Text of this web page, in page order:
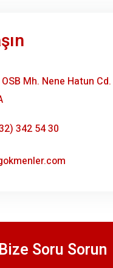
Mh. Nene Hatun
342 54 30
Bize Soru Sorun